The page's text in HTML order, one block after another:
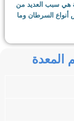
هي سبب العديد من
أنواع السرطان وما
السمنة يصبحون
المفرط
عن طرق
المعدة